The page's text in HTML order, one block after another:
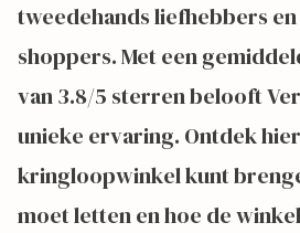
tweedehands liefhebbers
shoppers. Met een
van 3.8/5 sterren belooft
unieke ervaring. Ontdek
kringloopwinkel kunt
moet letten en hoe de